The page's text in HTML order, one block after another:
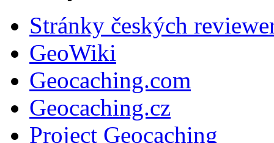
Stránky českých
GeoWiki
Geocaching.com
Geocaching.cz
Project Geocaching